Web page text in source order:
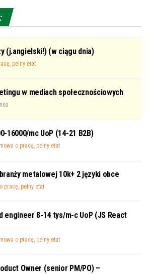
(j.angielski!) (w ciągu dnia)
pełny etat
w mediach społecznościowych
16000/mc UoP (14-21 B2B)
o pracę, pełny etat
metalowej 10k+ 2 języki obce
pracę, pełny etat
engineer 8-14 tys/m-c UoP (JS React
o pracę, pełny etat
Owner (senior PM/PO) –